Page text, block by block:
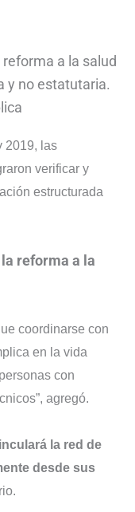
a la salud
y no estatutaria.
2019, las
verificar y
estructurada
reforma a la
coordinarse con
en la vida
con
agregó.
la red de
desde sus